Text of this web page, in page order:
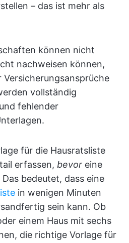
– das ist mehr als
können nicht
nachweisen können,
Versicherungsansprüche
vollständig
fehlender
für die Hausratsliste
erfassen, bevor eine
bedeutet, dass eine
in wenigen Minuten
sein kann. Ob
einem Haus mit sechs
die richtige Vorlage für